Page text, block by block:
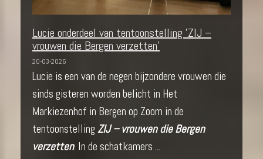
Lucie onderdeel van tentoonstelling 'ZIJ –
vrouwen die Bergen verzetten'
20-03-2026
Lucie is een van de negen bijzondere vrouwen die
sinds gisteren worden belicht in Het
Markiezenhof in Bergen op Zoom in de
tentoonstelling ZIJ – vrouwen die Bergen
verzetten. In de schatkamers ...